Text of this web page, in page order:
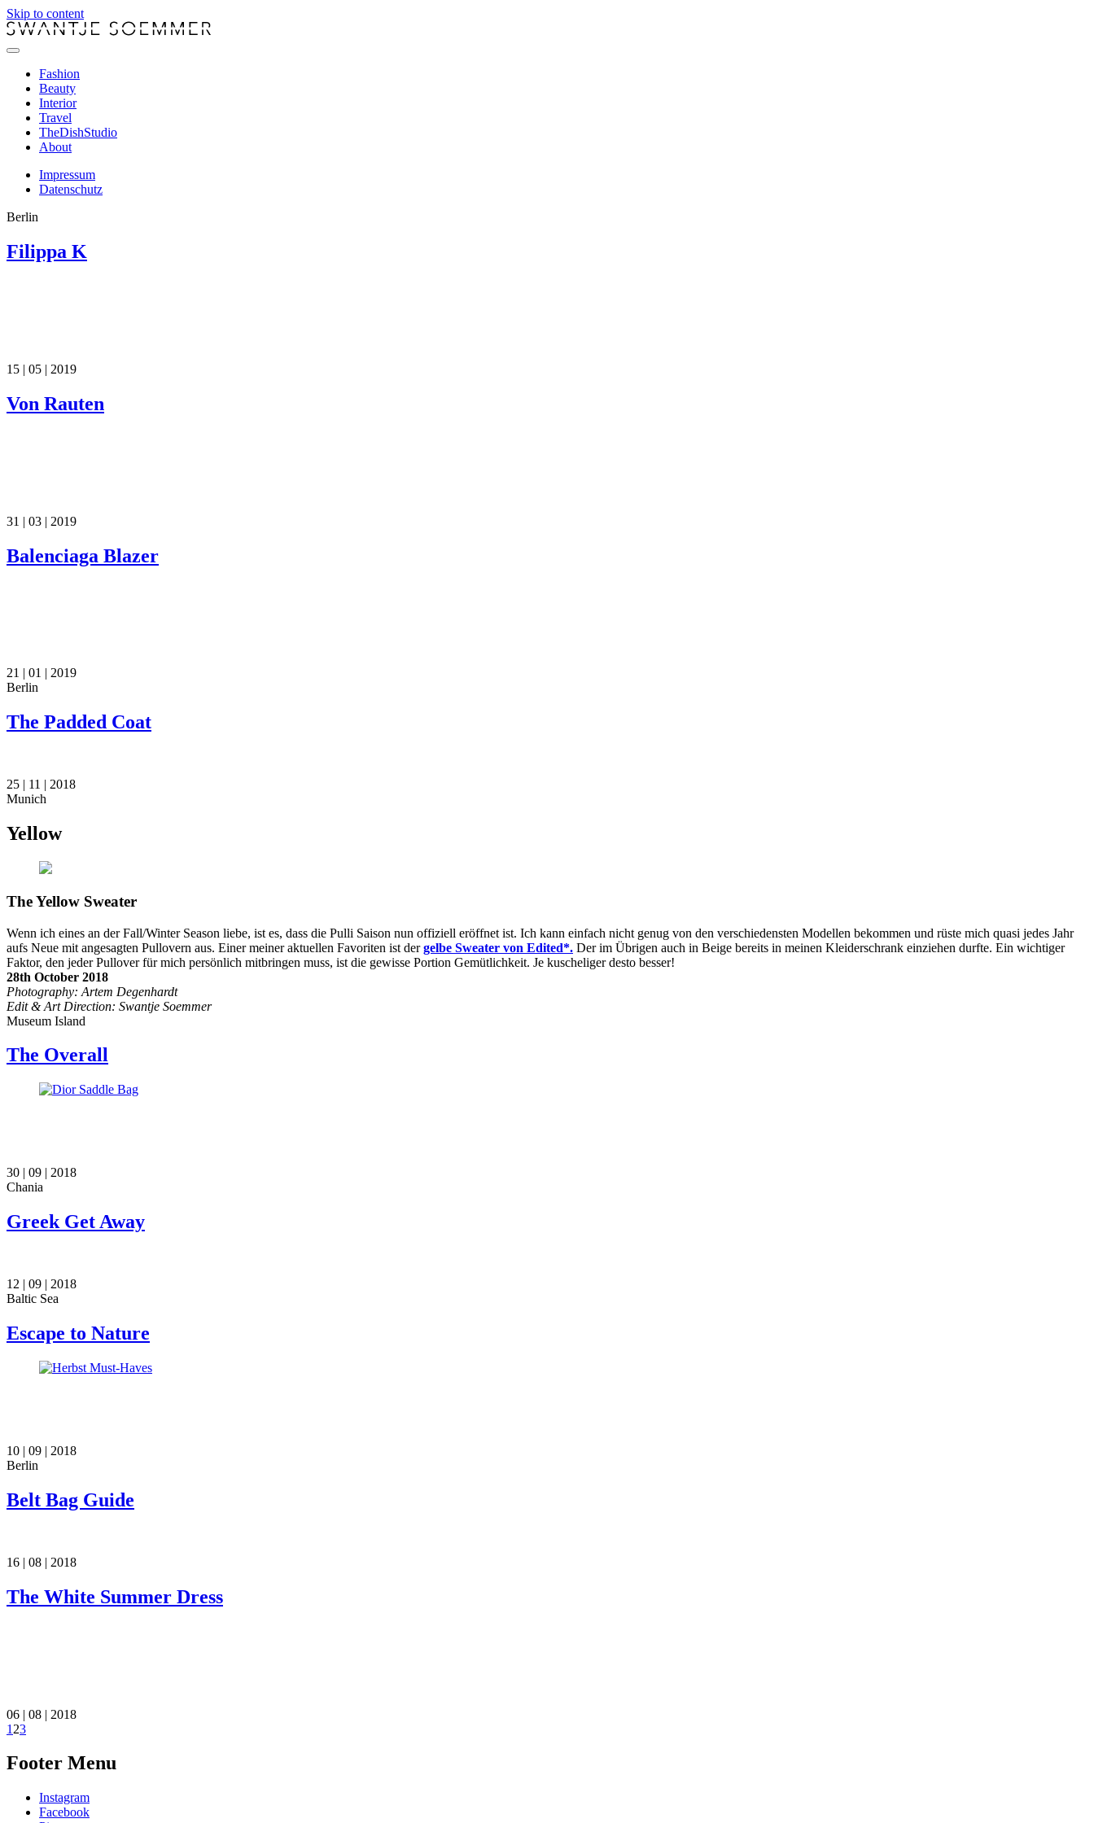
Skip to content
Fashion
Beauty
Interior
Travel
TheDishStudio
About
Impressum
Datenschutz
Berlin
Filippa K
15 | 05 | 2019
Von Rauten
31 | 03 | 2019
Balenciaga Blazer
21 | 01 | 2019
Berlin
The Padded Coat
25 | 11 | 2018
Munich
Yellow
The Yellow Sweater
Wenn ich eines an der Fall/Winter Season liebe, ist es, dass die Pulli Saison nun offiziell eröffnet ist. Ich kann einfach nicht genug von den verschiedensten Modellen bekommen und rüste mich quasi jedes Jahr
aufs Neue mit angesagten Pullovern aus. Einer meiner aktuellen Favoriten ist dergelbe Sweater von Edited*. Der im Übrigen auch in Beige bereits in meinen Kleiderschrank einziehen durfte. Ein wichtiger
Faktor, den jeder Pullover für mich persönlich mitbringen muss, ist die gewisse Portion Gemütlichkeit. Je kuscheliger desto besser!
28th October 2018
Photography: Artem Degenhardt
Edit & Art Direction: Swantje Soemmer
Museum Island
The Overall
30 | 09 | 2018
Chania
Greek Get Away
12 | 09 | 2018
Baltic Sea
Escape to Nature
10 | 09 | 2018
Berlin
Belt Bag Guide
16 | 08 | 2018
The White Summer Dress
06 | 08 | 2018
1 23
Footer Menu
Instagram
Facebook